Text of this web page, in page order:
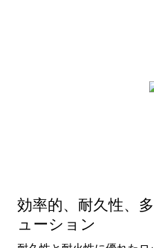
効率的、耐久性、
ューション